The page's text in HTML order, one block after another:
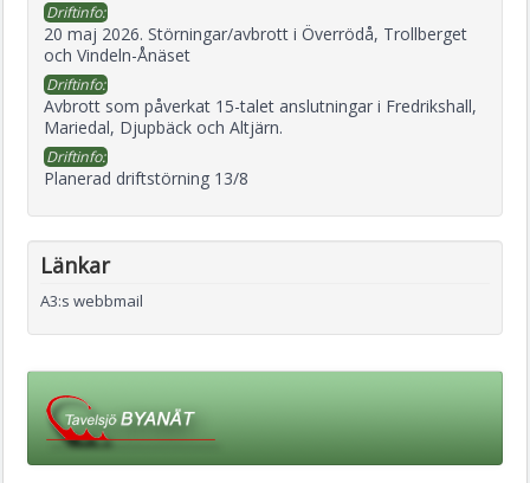
Driftinfo:
20 maj 2026. Störningar/avbrott i Överrödå, Trollberget
och Vindeln-Ånäset
Driftinfo:
Avbrott som påverkat 15-talet anslutningar i Fredrikshall,
Mariedal, Djupbäck och Altjärn.
Driftinfo:
Planerad driftstörning 13/8
Länkar
A3:s webbmail